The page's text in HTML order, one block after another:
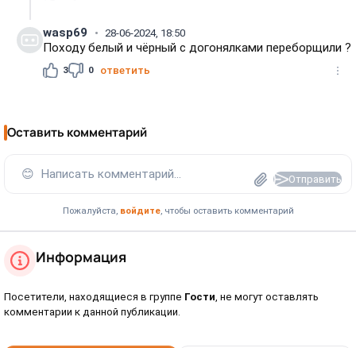
wasp69 28-06-2024, 18:50
Походу белый и чёрный с догонялками переборщили ?
3 0 ответить
Оставить комментарий
😊 Написать комментарий... Отправить
Пожалуйста, войдите, чтобы оставить комментарий
Информация
Посетители, находящиеся в группе Гости , не могут оставлять
комментарии к данной публикации.